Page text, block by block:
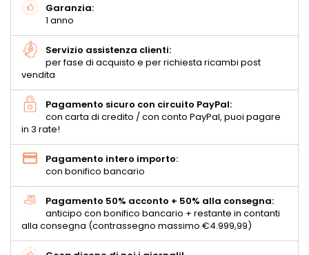
Garanzia:
1 anno
Servizio assistenza clienti:
per fase di acquisto e per richiesta ricambi post
vendita
Pagamento sicuro con circuito PayPal:
con carta di credito / con conto PayPal, puoi pagare
in 3 rate!
Pagamento intero importo:
con bonifico bancario
Pagamento 50% acconto + 50% alla consegna:
anticipo con bonifico bancario + restante in contanti
alla consegna (contrassegno massimo €4.999,99)